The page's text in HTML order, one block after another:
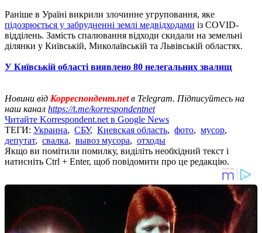
Раніше в Ураїні викрили злочинне угруповання, яке
підозрюється у забрудненні землі медвідходами із COVID-
відділень. Замість спалювання відходи скидали на земельні
ділянки у Київській, Миколаївській та Львівській областях.
У Київській області виявлено 80 нелегальних звалищ
Новини від Корреспондент.netв Telegram. Підписуйтесь на
наш канал https://t.me/korrespondentnet
Читайте Korrespondent.net в Google News
ТЕГИ: Украина, СБУ, Киевская область, фото, мусор,
депутат, свалка, вывоз мусора, отходы
Якщо ви помітили помилку, виділіть необхідний текст і
натисніть Ctrl + Enter, щоб повідомити про це редакцію.